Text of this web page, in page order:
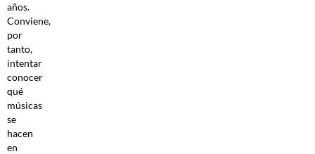
años.
Conviene,
por
tanto,
intentar
conocer
qué
músicas
se
hacen
en